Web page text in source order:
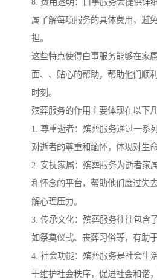
8. 费用透明：白事服务会提供详
属了解每项服务的具体费用，避
担。
这些特点使得白事服务能够在家
面、、贴心的帮助，帮助他们顺
时刻。
殡葬服务的作用主要体现在以下几
1. 尊重逝者：殡葬服务通过一系
对逝者的尊重和缅怀，体现对生命
2. 安抚家属：殡葬服务为逝者家
和怀念的平台，帮助他们度过失
解心理压力。
3. 传承文化：殡葬服务往往包含
如祭奠仪式、丧葬习俗等，有助
4. 社会功能：殡葬服务是社会生
于维护社会秩序，促进社会和谐